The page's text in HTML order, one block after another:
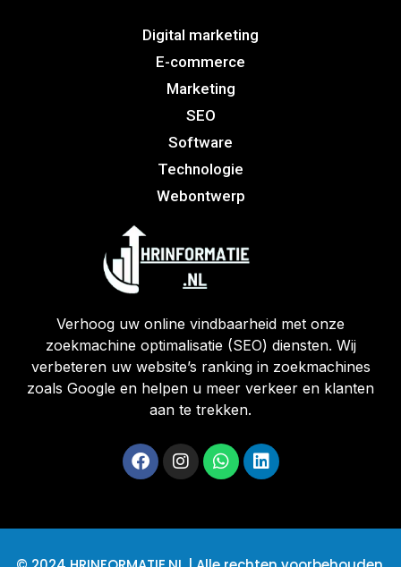
Digital marketing
E-commerce
Marketing
SEO
Software
Technologie
Webontwerp
Verhoog uw online vindbaarheid met onze
zoekmachine optimalisatie (SEO) diensten. Wij
verbeteren uw website’s ranking in zoekmachines
zoals Google en helpen u meer verkeer en klanten
aan te trekken.